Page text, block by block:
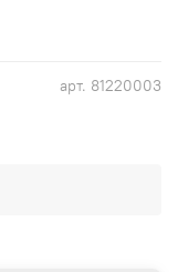
арт. 81220003